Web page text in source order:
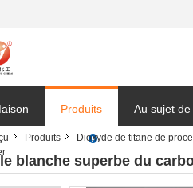
Produits Au sujet
Produits Dioxyde de titane de
blanche superbe du